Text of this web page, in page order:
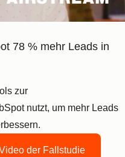
78 % mehr Leads in
zur
nutzt, um mehr Leads
der Fallstudie